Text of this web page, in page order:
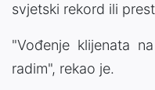
svjetski rekord ili
"Vođenje klijenata
radim", rekao je.